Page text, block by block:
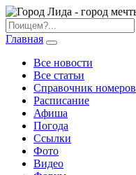
Главная
Все новости
Все статьи
Справочник номеров
Расписание
Афиша
Погода
Ссылки
Фото
Видео